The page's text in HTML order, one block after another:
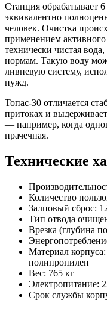
Станция обрабатывает
эквивалентно
человек. Очистка
применением активного
технически чистая
нормам. Такую воду
ливневую систему,
нужд.
Топас-30 отличается
притоках и
— например, когда
прачечная.
Технические
Количество
Залповый сброс:
Тип отвода
Врезка (глубина
Материал
полипропилен
Вес: 765 кг
Электропитание:
Срок службы